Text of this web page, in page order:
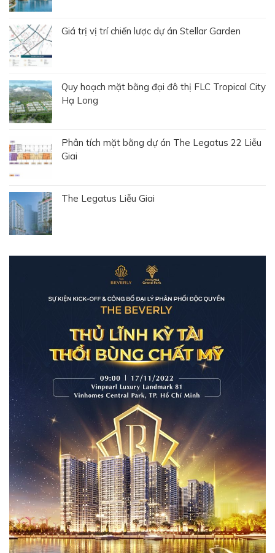
Giá trị vị trí chiến lược dự án Stellar Garden
Quy hoạch mặt bằng đại đô thị FLC Tropical City
Hạ Long
Phân tích mặt bằng dự án The Legatus 22 Liễu
Giai
The Legatus Liễu Giai